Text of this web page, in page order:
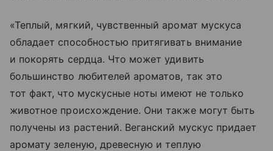
«Теплый, мягкий, чувственный аромат мускуса
обладает способностью притягивать внимание
и покорять сердца. Что может удивить
большинство любителей ароматов, так это
тот факт, что мускусные ноты имеют не только
животное происхождение. Они также могут быть
получены из растений. Веганский мускус придает
аромату зеленую, древесную и теплую